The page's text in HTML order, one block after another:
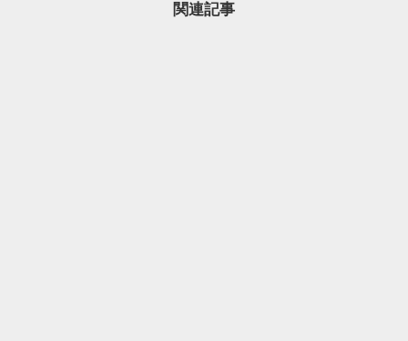
関連記事